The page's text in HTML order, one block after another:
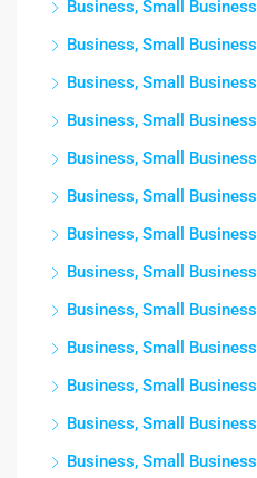
Business, Small Business
Business, Small Business
Business, Small Business
Business, Small Business
Business, Small Business
Business, Small Business
Business, Small Business
Business, Small Business
Business, Small Business
Business, Small Business
Business, Small Business
Business, Small Business
Business, Small Business